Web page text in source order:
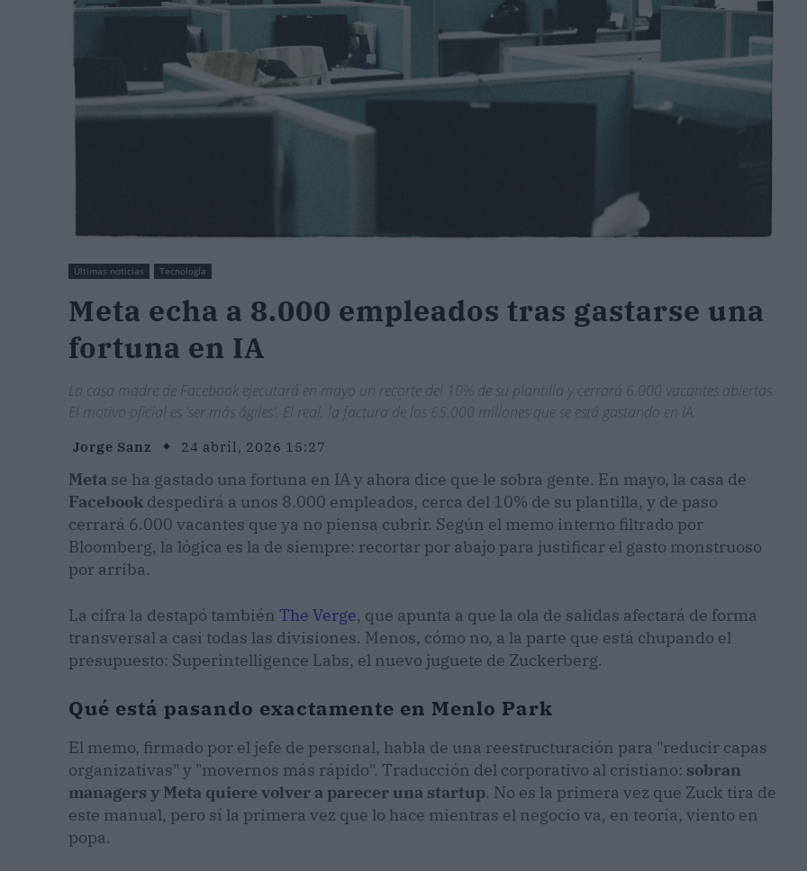
Últimas noticias Tecnología
Meta echa a 8.000 empleados tras gastarse una
fortuna en IA
La casa madre de Facebook ejecutará en mayo un recorte del 10% de su plantilla y cerrará 6.000 vacantes abiertas.
El motivo oficial es 'ser más ágiles'. El real, la factura de los 65.000 millones que se está gastando en IA.
Jorge Sanz 24 abril, 2026 15:27
Meta se ha gastado una fortuna en IA y ahora dice que le sobra gente. En mayo, la casa de
Facebook despedirá a unos 8.000 empleados, cerca del 10% de su plantilla, y de paso
cerrará 6.000 vacantes que ya no piensa cubrir. Según el memo interno filtrado por
Bloomberg, la lógica es la de siempre: recortar por abajo para justificar el gasto monstruoso
por arriba.
La cifra la destapó también The Verge, que apunta a que la ola de salidas afectará de forma
transversal a casi todas las divisiones. Menos, cómo no, a la parte que está chupando el
presupuesto: Superintelligence Labs, el nuevo juguete de Zuckerberg.
Qué está pasando exactamente en Menlo Park
El memo, firmado por el jefe de personal, habla de una reestructuración para "reducir capas
organizativas" y "movernos más rápido". Traducción del corporativo al cristiano: sobran
managers y Meta quiere volver a parecer una startup. No es la primera vez que Zuck tira de
este manual, pero sí la primera vez que lo hace mientras el negocio va, en teoría, viento en
popa.